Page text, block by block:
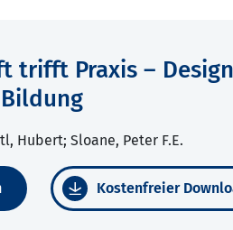
trifft Praxis –
Hubert; Sloane, Peter F.E.
Kostenfreier